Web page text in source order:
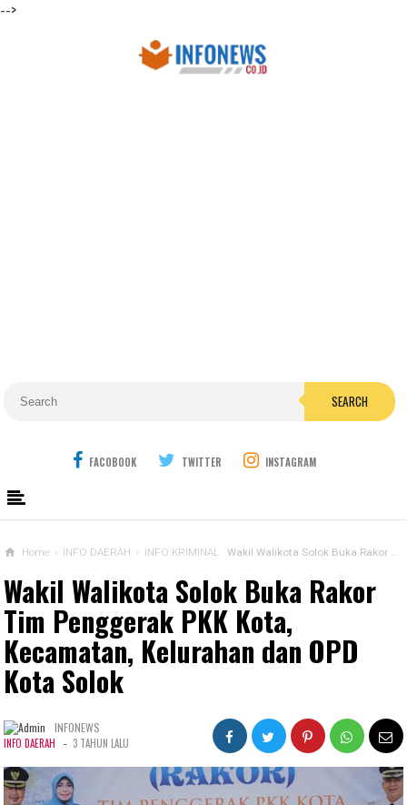
-->
SEARCH
FACOBOOK TWITTER INSTAGRAM
Home › INFO DAERAH › INFO KRIMINAL Wakil Walikota Solok Buka Rakor Tim Penggerak PKK Kota, Kecamatan, Kelurahan dan OPD Kota Solok
Wakil Walikota Solok Buka Rakor
Tim Penggerak PKK Kota,
Kecamatan, Kelurahan dan OPD
Kota Solok
INFONEWS
INFO DAERAH - 3 TAHUN LALU